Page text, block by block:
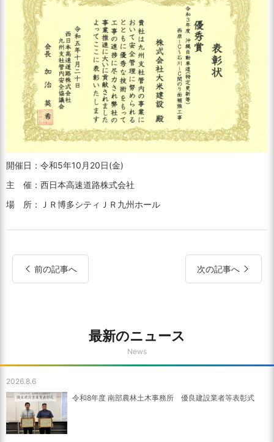
開催日：令和5年10月20日(金)
主 催：西日本高速道路株式会社
場 所：ＪＲ博多シティＪＲ九州ホール
前の記事へ 次の記事へ
最新のニュース
News
2026.8.6
令和8年度 南部農林土木事務所 優良建設業者等表彰式